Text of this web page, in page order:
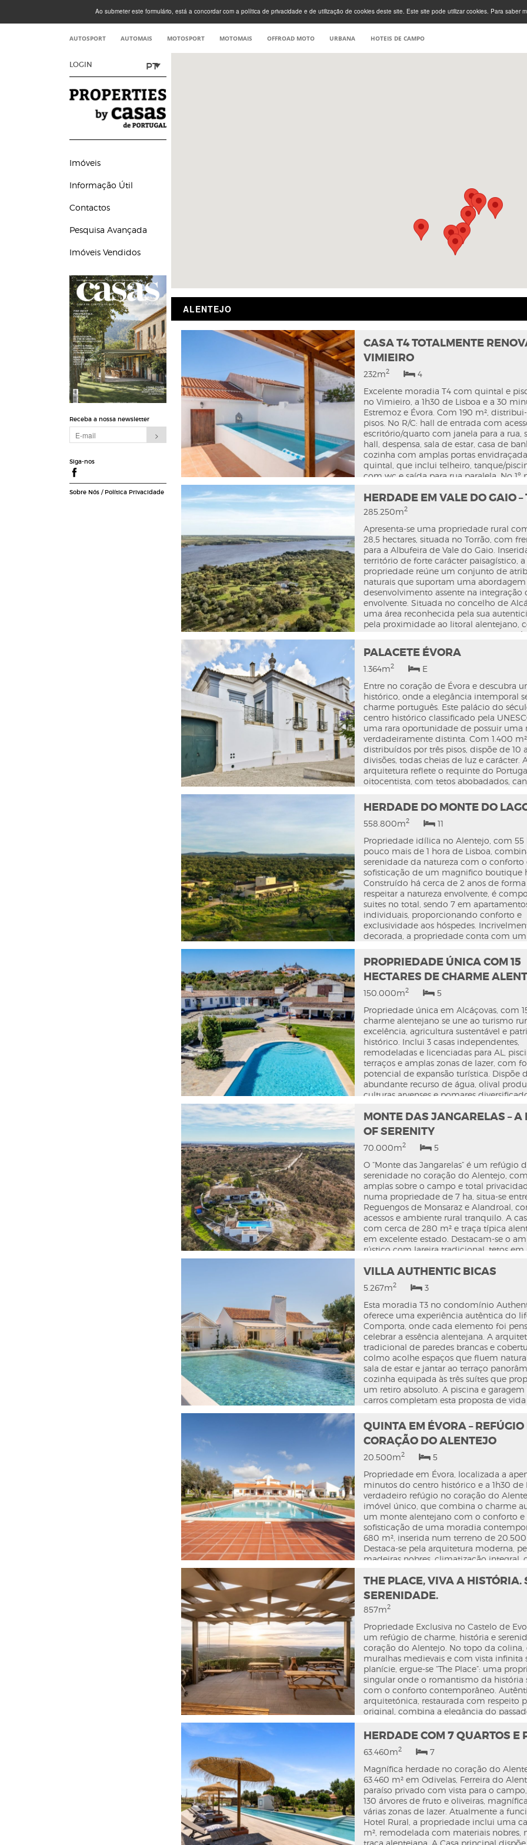
Ao submeter este formulário, está a concordar com a política de privacidade e de utilização de cookies deste site. Este site pode utilizar cookies. Para saber
AUTOSPORT AUTOMAIS MOTOSPORT MOTOMAIS OFFROAD MOTO URBANA HOTEIS DE CAMPO
LOGIN PT
Imóveis
Informação Útil
Contactos
Pesquisa Avançada
Imóveis Vendidos
Receba a nossa newsletter
Siga-nos
Sobre Nós/ Política Privacidade
ALENTEJO
CASA T4 TOTALMENTE
VIMIEIRO
232m2
4
Excelente moradia T4 com quintal e
no Vimieiro, a 1h30 de Lisboa e a 30
Estremoz e Évora. Com 190 m²,
pisos. No R/C: hall de entrada com
escritório/quarto com janela para a rua,
hall, despensa, sala de estar, casa de
cozinha com amplas portas
quintal, que inclui telheiro, tanque/
com wc e saída para rua paralela. No 1º
janelas para a rua principal e casa de
completa. Destaca-se a excelente
espaços e a abundante luz natural.
renovada, com chão flutuante no piso
casas de banho modernizadas, pintura e
de madeiras, além de ar condicionado e
em todas as divisões. Ligada às redes
para habitação própria ou investimento,
imóvel que deve visitar.
HERDADE EM VALE DO GAIO –
285.250m2
Apresenta-se uma propriedade rural
28,5 hectares, situada no Torrão, com
para a Albufeira de Vale do Gaio.
território de forte carácter paisagístico, a
propriedade reúne um conjunto de
naturais que suportam uma
desenvolvimento assente na integração
envolvente. Situada no concelho de
uma área reconhecida pela sua
pela proximidade ao litoral alentejano,
a Lisboa assegurado em cerca de uma
O enquadramento territorial permite
desenvolvimento de soluções de
compatíveis com uma lógica de baixa
da Albufeira do Vale do Gaio permite a
de Turismo em Espaço Rural neste local.
PALACETE ÉVORA
1.364m2
E
Entre no coração de Évora e descubra
histórico, onde a elegância intemporal
charme português. Este palácio do
centro histórico classificado pela
uma rara oportunidade de possuir uma
verdadeiramente distinta. Com 1.400 m²
distribuídos por três pisos, dispõe de 10
divisões, todas cheias de luz e carácter.
arquitetura reflete o requinte do
oitocentista, com tetos abobadados,
evocando grandeza e herança histórica.
um elegante hall com pavimento em
em arco introduz interiores sofisticados.
acabamentos de época combinam-se
potencial para conforto moderno e
O segundo piso conta com terraço
último piso com varanda panorâmica
centro histórico. Ideal como residência,
boutique ou projeto cultural único.
HERDADE DO MONTE DO
558.800m2
11
Propriedade idílica no Alentejo, com 55
pouco mais de 1 hora de Lisboa,
serenidade da natureza com o conforto
sofisticação de um magnifico boutique
Construído há cerca de 2 anos de
respeitar a natureza envolvente, é
suites no total, sendo 7 em
individuais, proporcionando conforto e
exclusividade aos hóspedes.
decorada, a propriedade conta com
ambiente elegante e único. No exterior
encontramos o magnífico lago com
junto à lindíssima piscina, incrivelmente
posicionada. Várias nascentes de água, 4
artesianos, garantindo abundância e
sustentabilidade. Milhares de azinheiras
maravilhosos afloramentos rochosos e
árvores de fruto. Total privacidade,
perfeito para quem valoriza a
silêncio do campo. A 45 km de Évora,
Estremoz, 95 km de Badajoz e 140 km de
PROPRIEDADE ÚNICA COM 15
HECTARES DE CHARME
150.000m2
5
Propriedade única em Alcáçovas, com
charme alentejano se une ao turismo
excelência, agricultura sustentável e
histórico. Inclui 3 casas independentes,
remodeladas e licenciadas para AL,
terraços e amplas zonas de lazer, com
potencial de expansão turística. Dispõe
abundante recurso de água, olival
culturas arvenses e pomares
interiores e exteriores (incluindo
picadeiro, pastagens e zonas de sombra.
antigo lagar com elevado potencial de
(hotel, museu ou eventos) e outras
equipada com painéis solares.
privilegiada: a 300 m do centro
Évora e 45 min da Comporta. Venda
prédios mistos.
default
default
MONTE DAS JANGARELAS – A
OF SERENITY
70.000m2
5
O “Monte das Jangarelas” é um refúgio
serenidade no coração do Alentejo,
amplas sobre o campo e total
numa propriedade de 7 ha, situa-se
Reguengos de Monsaraz e Alandroal,
acessos e ambiente rural tranquilo. A
com cerca de 280 m² e traça típica
em excelente estado. Destacam-se o
rústico com lareira tradicional, tetos em
no piso inferior, um apartamento
Conta com ar condicionado, janelas em
vidro duplo e redes mosquiteiras. No
oferece telheiro, piscina com vista
cuidado e estacionamento. Olival, zona
furo, fossa séptica e portão automático
a propriedade, a 15 minutos do Alqueva
Lisboa. (N/ Refrª. FG767)
VILLA AUTHENTIC BICAS
5.267m2
3
Esta moradia T3 no condomínio
oferece uma experiência autêntica do
Comporta, onde cada elemento foi
celebrar a essência alentejana. A
tradicional de paredes brancas e
colmo acolhe espaços que fluem
sala de estar e jantar ao terraço
cozinha equipada às três suítes que
um retiro absoluto. A piscina e
carros completam esta proposta de vida
apenas 10 minutos das melhores praias
de golfe, e a uma hora de Lisboa,
equilíbrio perfeito entre tranquilidade e
acessibilidade para quem procura
ritmo de vida.
QUINTA EM ÉVORA – REFÚGIO
CORAÇÃO DO ALENTEJO
20.500m2
5
Propriedade em Évora, localizada a
minutos do centro histórico e a 1h30 de
verdadeiro refúgio no coração do
imóvel único, que combina o charme
um monte alentejano com o conforto e
sofisticação de uma moradia
680 m², inserida num terreno de 20.500
Destaca-se pela arquitetura moderna,
madeiras nobres, climatização integral,
topo, amplas áreas e abundante luz
exterior, oferece uma piscina aquecida,
interior e exterior e uma acolhedora
alentejana. Dispõe ainda de um atelier e
capela privada. A propriedade está
pavimentada, com jardins cuidados,
árvores de fruto. Na Habita, encontrará
de excelência, pautado pela
e personalização, promovendo
e um verdadeiro estilo de vida.
THE PLACE, VIVA A HISTÓRIA.
SERENIDADE.
857m2
Propriedade Exclusiva no Castelo de
um refúgio de charme, história e
coração do Alentejo. No topo da colina,
muralhas medievais e com vista infinita
planície, ergue-se “The Place”: uma
singular onde o romantismo da história
com o conforto contemporâneo.
arquitetónica, restaurada com respeito
original, combina a elegância do
panorâmicos e jardim privativo. Com
distribui-se por três núcleos, podendo
como residência privada, boutique guest
restaurante gourmet, ou como uma
de prestígio. Ideal como investimento
residência de luxo, “The Place”
equilíbrio perfeito entre autenticidade,
exclusividade — um refúgio intemporal
alentejana. Viva a História. Sinta a
Descubra “The Place”.
HERDADE COM 7 QUARTOS E
63.460m2
7
Magnífica herdade no coração do
63.460 m² em Odivelas, Ferreira do
paraíso privado com vista para o
130 árvores de fruto e oliveiras,
várias zonas de lazer. Atualmente a
Hotel Rural, a propriedade inclui uma
m², remodelada com materiais nobres,
traça alentejana. A Casa principal dispõe